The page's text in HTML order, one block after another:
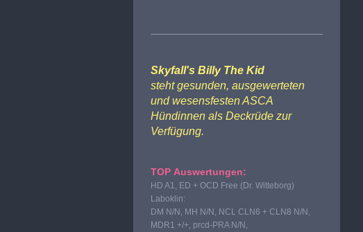
Skyfall's Billy The Kid
steht gesunden, ausgewerteten
und wesensfesten ASCA
Hündinnen als Deckrüde zur
Verfügung.
TOP Auswertungen:
HD A1, ED + OCD Free (Dr. Witteborg)
Laboklin:
DM N/N, MH N/N, NCL CLN6 + CLN8 N/N,
MDR1 +/+, prcd-PRA N/N,